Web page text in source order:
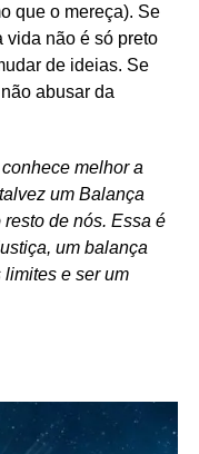
que o mereça). Se
vida não é só preto
de ideias. Se
abusar da
melhor a
um Balança
de nós. Essa é
um balança
e ser um